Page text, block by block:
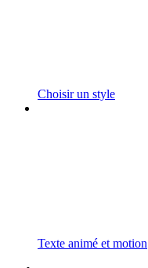
Choisir un style
Texte animé et motion